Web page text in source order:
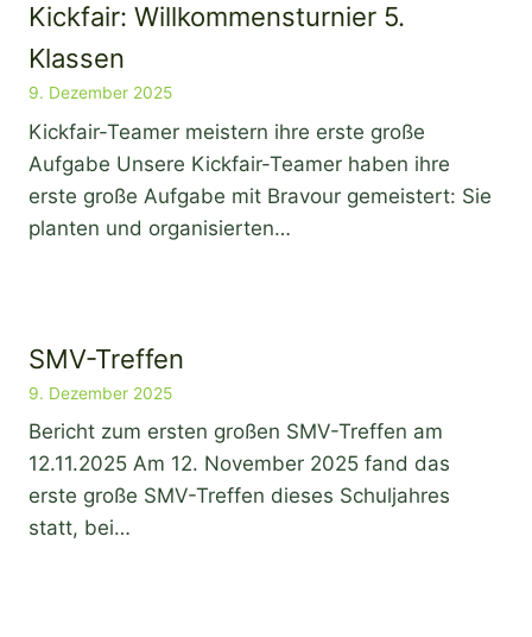
Kickfair: Willkommensturnier 5.
Klassen
9. Dezember 2025
Kickfair-Teamer meistern ihre erste große
Aufgabe Unsere Kickfair-Teamer haben ihre
erste große Aufgabe mit Bravour gemeistert: Sie
planten und organisierten…
SMV-Treffen
9. Dezember 2025
Bericht zum ersten großen SMV-Treffen am
12.11.2025 Am 12. November 2025 fand das
erste große SMV-Treffen dieses Schuljahres
statt, bei…